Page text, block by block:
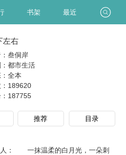
书架 最近
左右
叁侗岸
都市生活
全本
189620
187755
推荐 目录
： 一抹温柔的白月光，一朵刺